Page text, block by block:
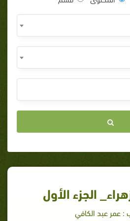
الجزء الأول
: عمر عبد الكافي